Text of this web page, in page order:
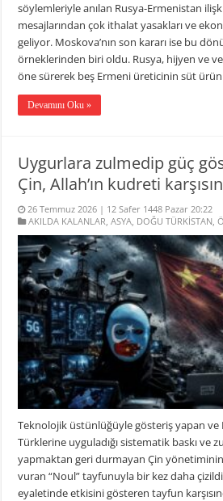
söylemleriyle anılan Rusya-Ermenistan
mesajlarından çok ithalat yasakları ve
geliyor. Moskova’nın son kararı ise bu
örneklerinden biri oldu. Rusya, hijyen ve
öne sürerek beş Ermeni üreticinin süt
Devamını Oku »
Uygurlara zulmedip güç
Çin, Allah’ın kudreti
26 Temmuz 2026 | 12 Safer 1448 Pazar 20:22
AKILDA KALANLAR,ASYA, DOĞU TÜRKİSTAN,
Teknolojik üstünlüğüyle gösteriş yapan ve
Türklerine uyguladığı sistematik baskı ve
yapmaktan geri durmayan Çin
vuran “Noul” tayfunuyla bir kez daha
eyaletinde etkisini gösteren tayfun